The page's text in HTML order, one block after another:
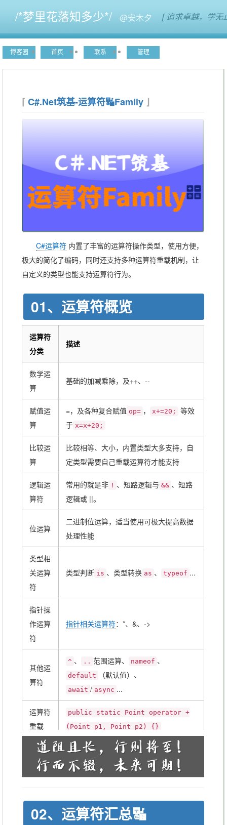
/*梦里花落知多少*/ [ 追求卓越，学无
博客园 首页 联系 管理
C#.Net筑基-运算符🔣Family
C#运算符 内置了丰富的运算符操作类型，使用方便，
极大的简化了编码，同时还支持多种运算符重载机制，让
自定义的类型也能支持运算符行为。
01、运算符概览
运算符
分类
描述
数学运
算
基础的加减乘除，及++、--
赋值运
算
=，及各种复合赋值 op= ， x+=20;
等效
于 x=x+20;
比较运
算
比较相等、大小，内置类型大多支持，自
定类型需要自己重载运算符才能支持
逻辑运
算符
常用的就是非 ! 、短路逻辑与 && 、短路
逻辑或 ||。
位运算
二进制位运算，适当使用可极大提高数据
处理性能
类型相
关运算
符
类型判断 is 、类型转换 as 、 typeof ...
指针操
作运算
符
指针相关运算符：*、&、->
其他运
算符
^ 、 .. 范围运算、 nameof 、
default （默认值）、
await / async ...
运算符
重载
public static Point operator +
(Point p1, Point p2) {}
隐式转
public static implicit operator
int(Point p1){}
换
string(Point p){}
02、运算符汇总🔣